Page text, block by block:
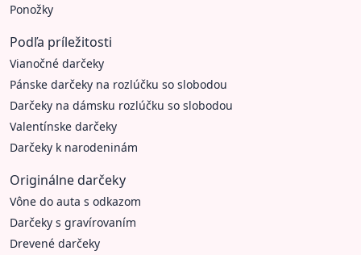
Ponožky
Podľa príležitosti
Vianočné darčeky
Pánske darčeky na rozlúčku so slobodou
Darčeky na dámsku rozlúčku so slobodou
Valentínske darčeky
Darčeky k narodeninám
Originálne darčeky
Vône do auta s odkazom
Darčeky s gravírovaním
Drevené darčeky